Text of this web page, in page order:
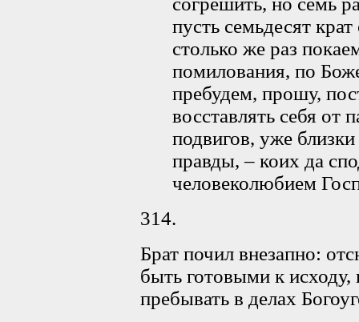
пусть семьдесят
столько же раз
помилования, по
пребудем, прошу,
восставлять себя от
подвигов, уже
правды, – коих да
человеколюбием
314.
Брат почил внезапно:
быть готовыми к
пребывать в делах